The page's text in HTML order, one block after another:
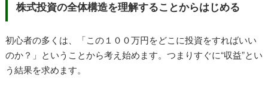
株式投資の全体構造を理解することからはじめる
初心者の多くは、「この１００万円をどこに投資をすればいい
のか？」ということから考え始めます。つまりすぐに“収益”とい
う結果を求めます。